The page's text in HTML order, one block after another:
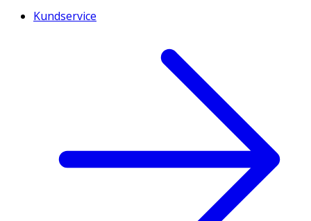
Kundservice